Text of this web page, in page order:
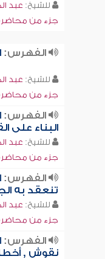
للشيخ: عبد
جزء من محاضرة (
الفهرس:
للشيخ: عبد
جزء من محاضرة (
الفهرس:
البناء على
للشيخ: عبد
جزء من محاضرة (
الفهرس:
تنعقد به
للشيخ: عبد
جزء من محاضرة
الفهرس:
نقوش ,